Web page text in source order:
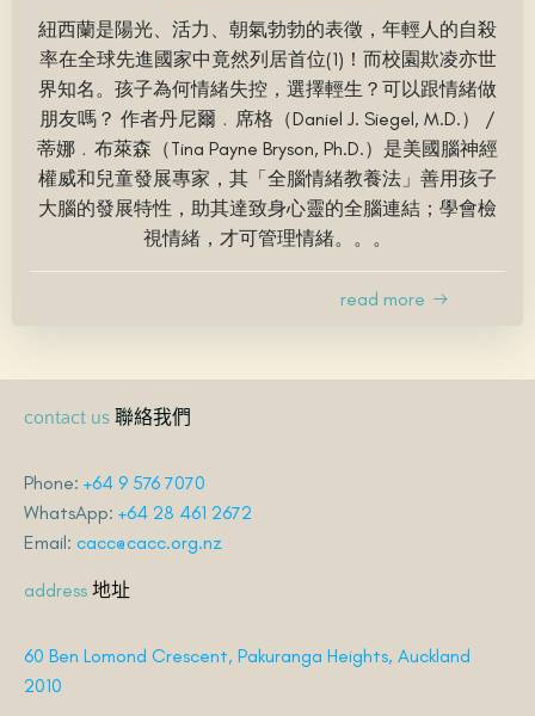
紐西蘭是陽光、活力、朝氣勃勃的表徵，年輕人的自殺
率在全球先進國家中竟然列居首位(1)！而校園欺凌亦世
界知名。孩子為何情緒失控，選擇輕生？可以跟情緒做
朋友嗎？ 作者丹尼爾﹒席格（Daniel J. Siegel, M.D.） /
蒂娜﹒布萊森（Tina Payne Bryson, Ph.D.）是美國腦神經
權威和兒童發展專家，其「全腦情緒教養法」善用孩子
大腦的發展特性，助其達致身心靈的全腦連結；學會檢
視情緒，才可管理情緒。。。
read more
contact us 聯絡我們
Phone: +64 9 576 7070
WhatsApp: +64 28 461 2672
Email: cacc@cacc.org.nz
address 地址
60 Ben Lomond Crescent, Pakuranga Heights, Auckland
2010